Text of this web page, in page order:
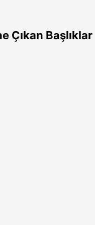
Çıkan Başlıklar